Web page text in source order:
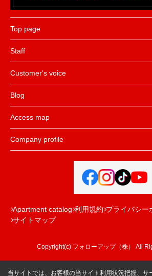
Top page
Staff
Customer's voice
Blog
Access map
Company profile
Apartment catalog 利用規約 プライバシー
サイトマップ
Copyright(c) フォローアップ（株） All
当サイトでは、お客様の当サイト利用状況把握、サ